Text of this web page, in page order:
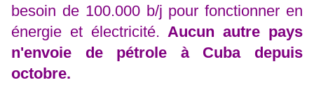
besoin de 100.000 b/j pour fonctionner en
énergie et électricité.Aucun autre pays
n'envoie de pétrole à Cuba depuis
octobre.